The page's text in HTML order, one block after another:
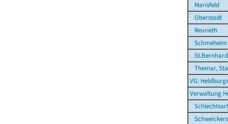
Marisfeld
Oberstadt
Reurieth
Schmeheim
St.Bernhard
Themar,
VG:
Verwaltung
Schlechtsart